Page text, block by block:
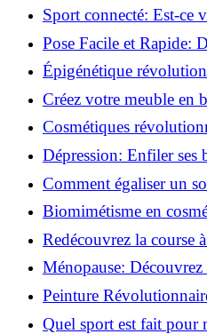
vie saine!
Sport connecté: Est-ce
pour vous?
Pose Facile et Rapide:
Monter des Carreaux
Épigénétique
pour transformer votre
Créez votre meuble en
pour débutants!
Cosmétiques
comment les fermes
beauté!
Dépression: Enfiler ses
solution!
Comment égaliser un
infaillibles pour réussir !
Biomimétisme en
la nature inspire l'avenir
Redécouvrez la course
pour reprendre!
Ménopause:
les bouffées de chaleur!
Peinture
Deux Couleurs Sur Une
Quel sport est fait pour